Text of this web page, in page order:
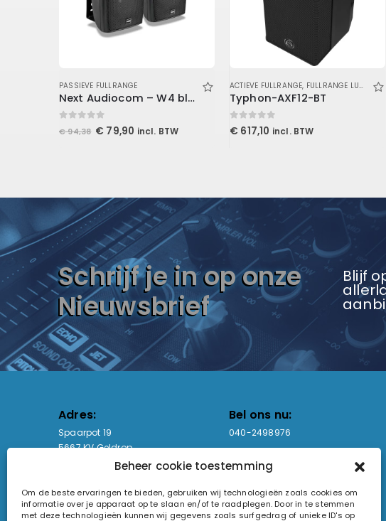
Beheer cookie toestemming
Om de beste ervaringen te bieden, gebruiken wij technologieën zoals cookies om
informatie over je apparaat op te slaan en/of te raadplegen. Door in te stemmen
met deze technologieën kunnen wij gegevens zoals surfgedrag of unieke ID's op
,GELUID, LUIDSPREKERS
PASSIEVE FULLRANGE
Next Audiocom – W4 black (pair)
out of 5
€94,38 Oorspronkelijke
€ 79,90 Huidige
incl. BTW
ACTIEVE FULLRANGE, FULLRANGE LUIDSPREKERS
Typhon-AXF12-BT
0out of 5
€ 617,10 incl. BTW
Schrijf je in op onze
Nieuwsbrief
Blijf
Adres:
Spaarpot 19
5667 KV Geldrop
Bel ons nu:
040-2498976
sales@lightandsound.store
Openingstijden:
Ma - Vr: 09:00-17:00
Za: Enkel op afspraak